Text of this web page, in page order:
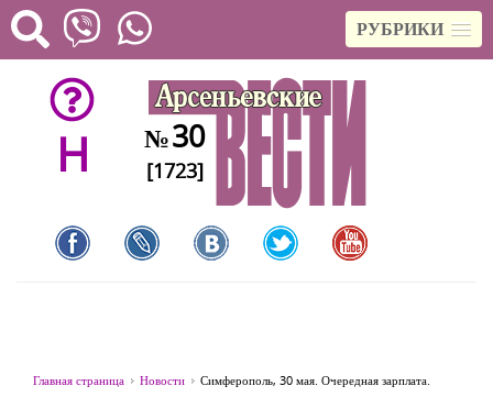
РУБРИКИ
H №30
[1723]
Главная страница Новости Симферополь, 30 мая. Очередная зарплата.